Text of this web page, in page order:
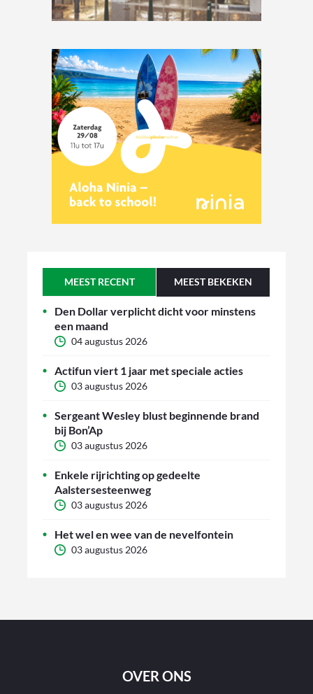
MEEST RECENT MEEST BEKEKEN
Den Dollar verplicht dicht voor minstens
een maand
04 augustus 2026
Actifun viert 1 jaar met speciale acties
03 augustus 2026
Sergeant Wesley blust beginnende brand
bij Bon’Ap
03 augustus 2026
Enkele rijrichting op gedeelte
Aalstersesteenweg
03 augustus 2026
Het wel en wee van de nevelfontein
03 augustus 2026
OVER ONS